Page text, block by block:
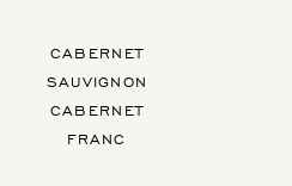
CABERNET
SAUVIGNON
CABERNET
FRANC